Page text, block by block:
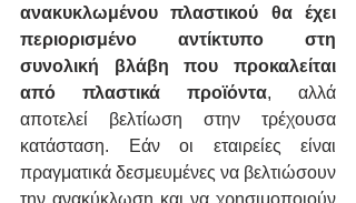
ανακυκλωμένου πλαστικού θα έχει
περιορισμένο αντίκτυπο στη
συνολική βλάβη που προκαλείται
από πλαστικά προϊόντα, αλλά
αποτελεί βελτίωση στην τρέχουσα
κατάσταση. Εάν οι εταιρείες είναι
πραγματικά δεσμευμένες να βελτιώσουν